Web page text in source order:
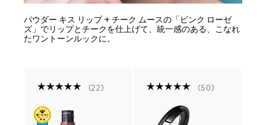
パウダー キス リップ + チーク ムースの「ピンク ローゼ
ズ」でリップとチークを仕上げて、統一感のある、こなれ
たワントーンルックに。
22 50